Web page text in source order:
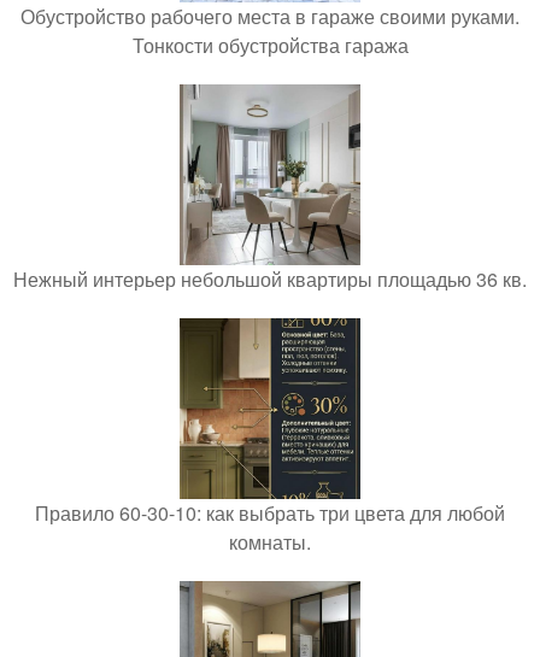
Обустройство рабочего места в гараже своими руками.
Тонкости обустройства гаража
Нежный интерьер небольшой квартиры площадью 36 кв.
Правило 60-30-10: как выбрать три цвета для любой
комнаты.